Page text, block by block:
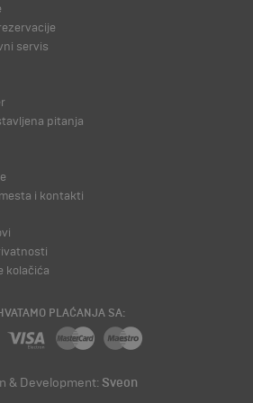
servis
pitanja
i kontakti
kolačića
PLAĆANJA SA:
& Development: Sveon